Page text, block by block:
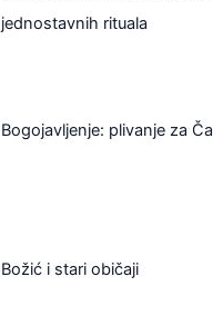
jednostavnih rituala
Bogojavljenje: plivanje za
Božić i stari običaji